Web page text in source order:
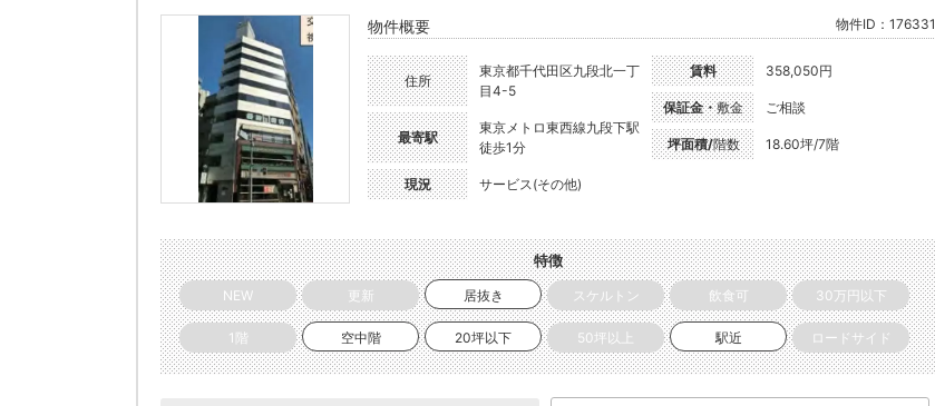
物件概要 物件ID：176331
住所
東京都千代田区九段北一丁
目4-5
最寄駅
東京メトロ東西線九段下駅
徒歩1分
現況 サービス(その他)
賃料 358,050円
保証金・敷金 ご相談
坪面積/階数 18.60坪/7階
特徴
NEW 更新 居抜き スケルトン 飲食可 30万円以下
1階 空中階 20坪以下 50坪以上 駅近 ロードサイド